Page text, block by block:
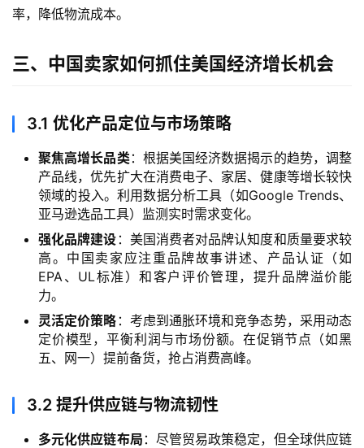
率，降低物流成本。
三、中国卖家如何抓住美国经济增长机会
3.1 优化产品定位与市场策略
聚焦高增长品类：根据美国经济数据揭示的趋势，调整
产品线，优先扩大在消费电子、家居、健康等增长较快
领域的投入。利用数据分析工具（如Google Trends、
亚马逊选品工具）监测实时需求变化。
强化品牌建设 ：美国消费者对品牌认知度和质量要求较
高。中国卖家应注重品牌故事讲述、产品认证（如
EPA、UL标准）和客户评价管理，提升品牌溢价能
力。
灵活定价策略 ：考虑到通胀环境和竞争态势，采用动态
定价模型，平衡利润与市场份额。在促销节点（如黑
五、网一）提前备货，抢占消费高峰。
3.2 提升供应链与物流韧性
多元化供应链布局 ：尽管贸易政策稳定，但全球供应链